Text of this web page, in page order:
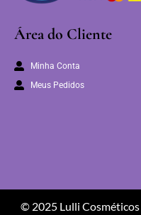
Área do Cliente
Minha Conta
Meus Pedidos
© 2025 Lulli